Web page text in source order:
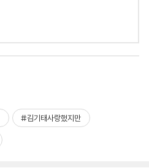
#김기태사랑했지만